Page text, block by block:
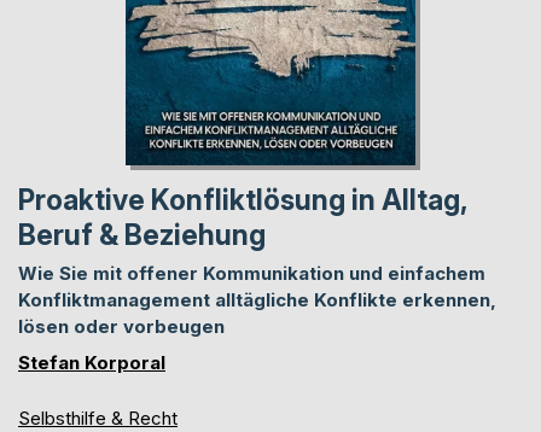
Proaktive Konfliktlösung in Alltag,
Beruf & Beziehung
Wie Sie mit offener Kommunikation und einfachem
Konfliktmanagement alltägliche Konflikte erkennen,
lösen oder vorbeugen
Stefan Korporal
Selbsthilfe & Recht